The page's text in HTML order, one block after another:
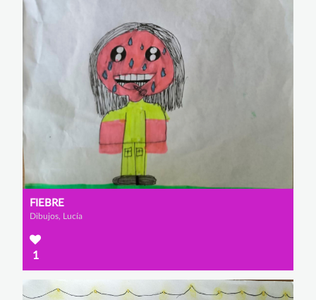
FIEBRE
Dibujos, Lucía
1